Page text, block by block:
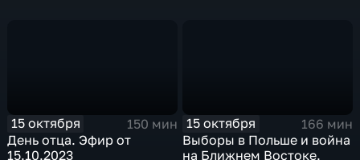
15 октября
150 мин
День отца. Эфир от
15.10.2023
15 октября
166 мин
Выборы в Польше и война
на Ближнем Востоке.